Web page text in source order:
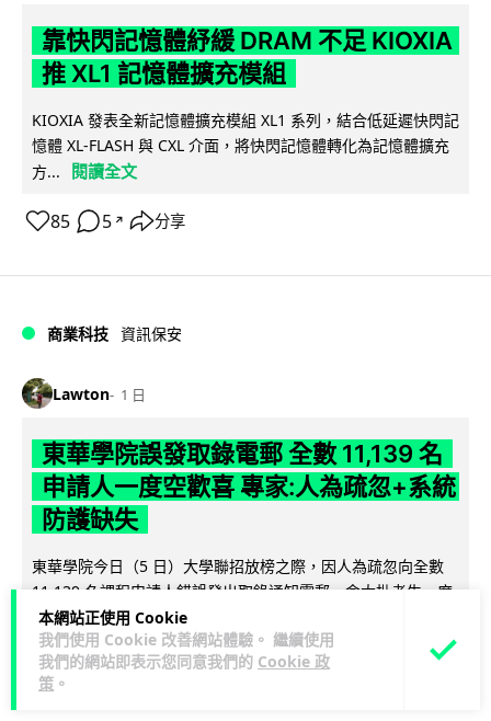
本網站正使用 Cookie
我們使用 Cookie 改善網站體驗。 繼續使用
我們的網站即表示您同意我們的 Cookie 政
策 。
靠快閃記憶體紓緩 DRAM 不足 KIOXIA
推 XL1 記憶體擴充模組
KIOXIA 發表全新記憶體擴充模組 XL1 系列，結合低延遲快閃記
憶體 XL-FLASH 與 CXL 介面，將快閃記憶體轉化為記憶體擴充
方...
閱讀全文
85 5 ↗ 分享
商業科技 資訊保安
Lawton 1 日
東華學院誤發取錄電郵 全數 11,139 名
申請人一度空歡喜 專家:人為疏忽+系統
防護缺失
東華學院今日（5 日）大學聯招放榜之際，因人為疏忽向全數
11,139 名課程申請人錯誤發出取錄通知電郵，令大批考生一度
以為獲得學位取錄，事...
149 17 ↗ 分享